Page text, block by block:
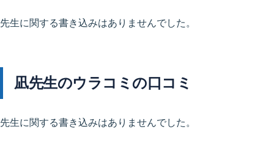
先生に関する書き込みはありませんでした。
凪先生のウラコミの口コミ
先生に関する書き込みはありませんでした。